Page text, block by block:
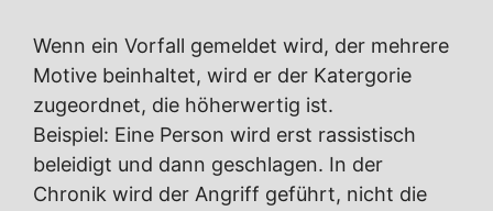
Wenn ein Vorfall gemeldet wird, der mehrere
Motive beinhaltet, wird er der Katergorie
zugeordnet, die höherwertig ist.
Beispiel: Eine Person wird erst rassistisch
beleidigt und dann geschlagen. In der
Chronik wird der Angriff geführt, nicht die